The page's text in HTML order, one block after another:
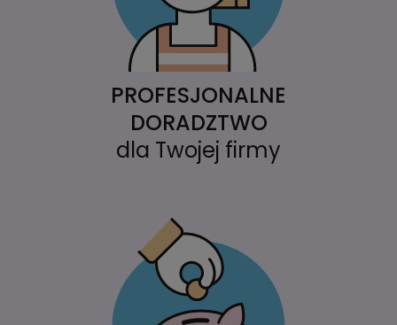
PROFESJONALNE
DORADZTWO
dla Twojej firmy